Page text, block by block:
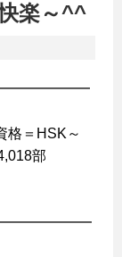
楽～^^
格＝HSK～
部